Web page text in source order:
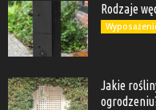
Rodzaje
Jakie